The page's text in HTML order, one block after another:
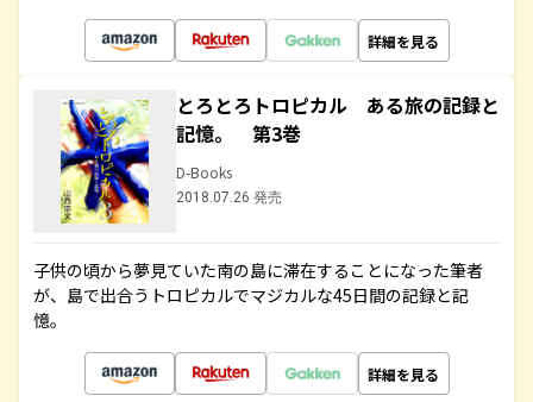
詳細を見る
とろとろトロピカル ある旅の記録と
記憶。 第3巻
D-Books
2018.07.26 発売
子供の頃から夢見ていた南の島に滞在することになった筆者
が、島で出合うトロピカルでマジカルな45日間の記録と記
憶。
詳細を見る